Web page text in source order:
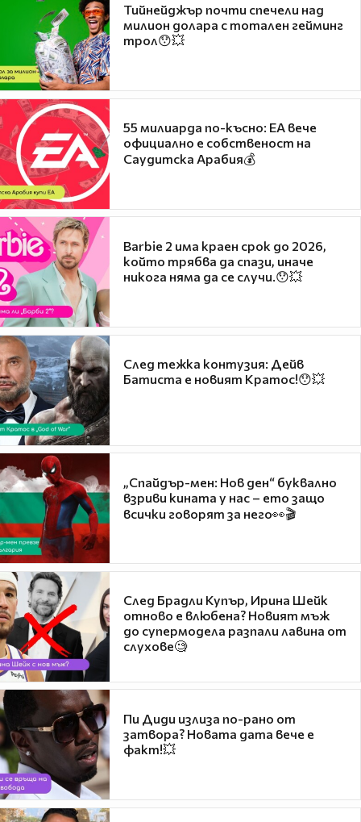
Тийнейджър почти спечели над
милион долара с тотален гейминг
трол😯💥
55 милиарда по-късно: EA вече
официално е собственост на
Саудитска Арабия💰
Barbie 2 има краен срок до 2026,
който трябва да спази, иначе
никога няма да се случи.😯💥
След тежка контузия: Дейв
Батиста е новият Кратос!😯💥
„Спайдър-мен: Нов ден“ буквално
взриви кината у нас – ето защо
всички говорят за него👀🎬
След Брадли Купър, Ирина Шейк
отново е влюбена? Новият мъж
до супермодела разпали лавина от
слухове🧐
Пи Диди излиза по-рано от
затвора? Новата дата вече е
факт!💥